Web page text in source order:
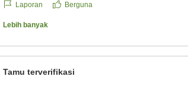
Laporan Berguna
Lebih banyak
Tamu terverifikasi